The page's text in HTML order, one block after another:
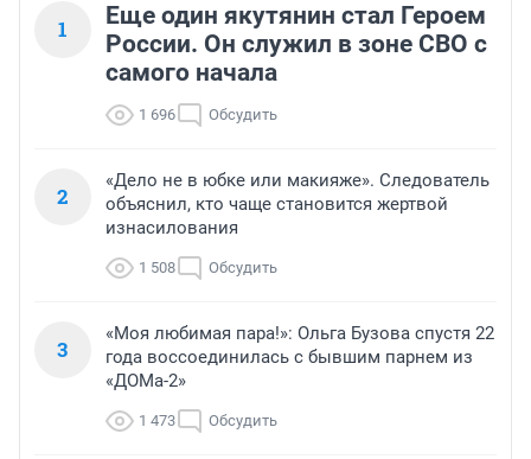
1
Еще один якутянин стал Героем
России. Он служил в зоне СВО с
самого начала
1 696 Обсудить
2
«Дело не в юбке или макияже». Следователь
объяснил, кто чаще становится жертвой
изнасилования
1 508 Обсудить
3
«Моя любимая пара!»: Ольга Бузова спустя 22
года воссоединилась с бывшим парнем из
«ДОМа-2»
1 473 Обсудить